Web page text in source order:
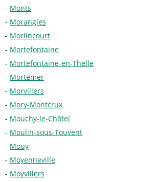
Monts
Morangles
Morlincourt
Mortefontaine
Mortefontaine-en-Thelle
Mortemer
Morvillers
Mory-Montcrux
Mouchy-le-Châtel
Moulin-sous-Touvent
Mouy
Moyenneville
Moyvillers